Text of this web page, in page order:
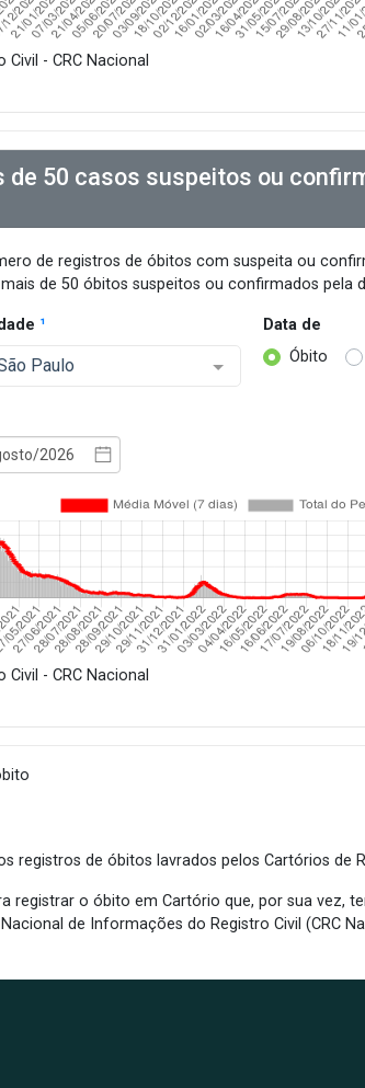
- CRC Nacional
50 casos suspeitos ou
de registros de óbitos com suspeita ou
de 50 óbitos suspeitos ou confirmados pela
¹
Paulo
Data de
Óbito
- CRC Nacional
registros de óbitos lavrados pelos Cartórios de
registrar o óbito em Cartório que, por sua vez,
de Informações do Registro Civil (CRC